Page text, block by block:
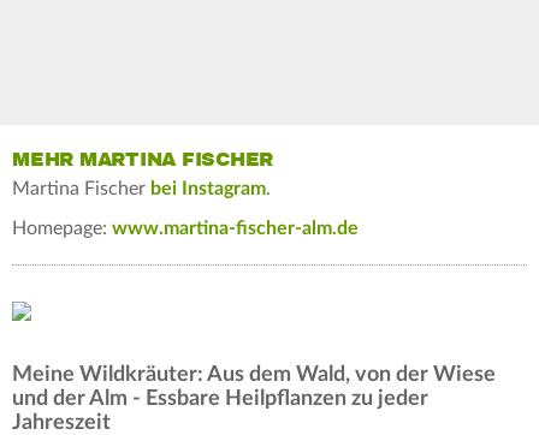
MEHR MARTINA FISCHER
Martina Fischer bei Instagram.
Homepage: www.martina-fischer-alm.de
Meine Wildkräuter: Aus dem Wald, von der Wiese
und der Alm - Essbare Heilpflanzen zu jeder
Jahreszeit